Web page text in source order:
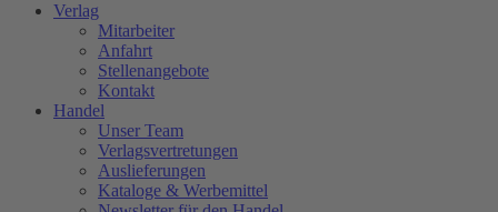
Verlag
Mitarbeiter
Anfahrt
Stellenangebote
Kontakt
Handel
Unser Team
Verlagsvertretungen
Auslieferungen
Kataloge & Werbemittel